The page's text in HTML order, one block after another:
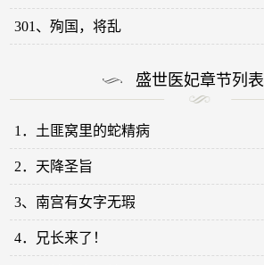
301、殉国，将乱
盛世医妃章节列表
1．土匪窝里的蛇精病
2．天降圣旨
3、南宫有女字无瑕
4．兄长来了！